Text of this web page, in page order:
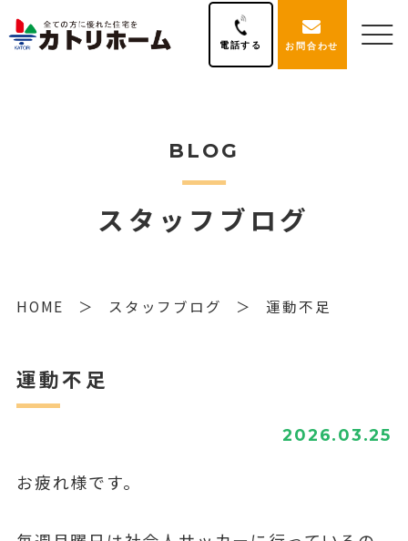
電話する お問合わせ
BLOG
スタッフブログ
HOME スタッフブログ 運動不足
運動不足
2026.03.25
お疲れ様です。